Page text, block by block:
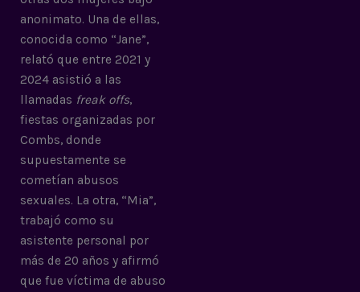
anonimato. Una de ellas,
conocida como “Jane”,
relató que entre 2021 y
2024 asistió a las
llamadas freak offs,
fiestas organizadas por
Combs, donde
supuestamente se
cometían abusos
sexuales. La otra, “Mia”,
trabajó como su
asistente personal por
más de 20 años y afirmó
que fue víctima de abuso